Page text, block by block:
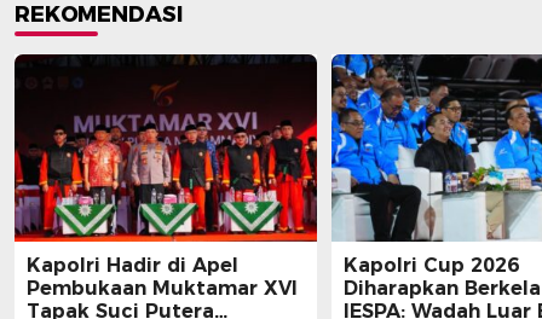
REKOMENDASI
Kapolri Hadir di Apel
Pembukaan Muktamar XVI
Tapak Suci Putera
Kapolri Cup 2026
Diharapkan
IESPA: Wadah Luar